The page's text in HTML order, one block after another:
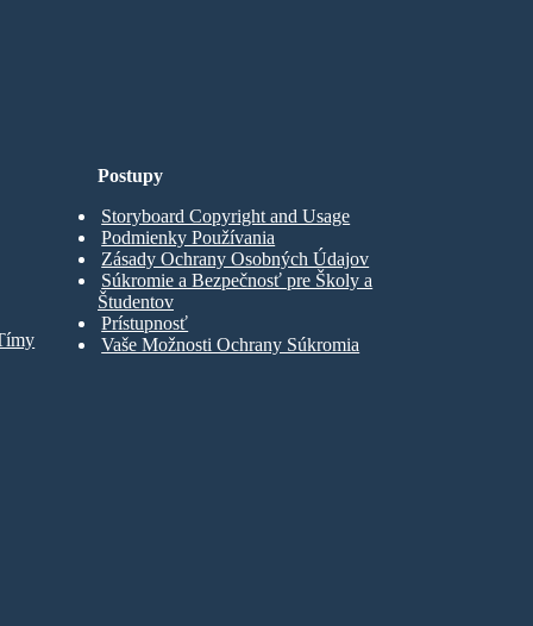
Postupy
Storyboard Copyright and Usage
Podmienky Používania
Zásady Ochrany Osobných Údajov
Súkromie a Bezpečnosť pre Školy a
Študentov
Prístupnosť
Vaše Možnosti Ochrany Súkromia